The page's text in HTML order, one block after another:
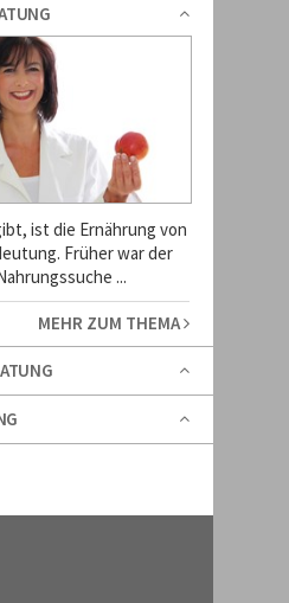
ist die Ernährung von
Früher war der
...
MEHR ZUM THEMA